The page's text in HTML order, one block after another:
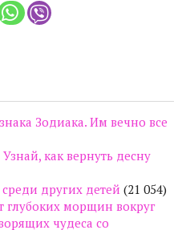
Зодиака. Им вечно все
как вернуть десну
среди других детей (21 054)
глубоких морщин вокруг
чудеса со